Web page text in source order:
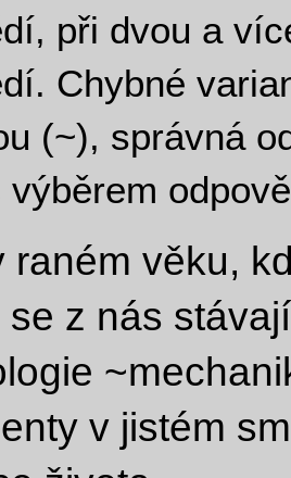
při dvou a
Chybné
(~), správná
výběrem
raném věku,
se z nás
v jistém